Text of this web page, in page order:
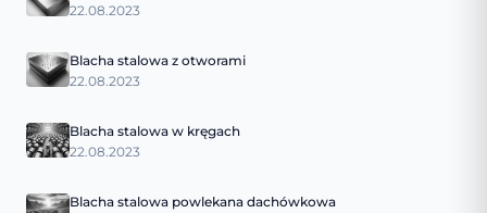
22.08.2023
Blacha stalowa z otworami
22.08.2023
Blacha stalowa w kręgach
22.08.2023
Blacha stalowa powlekana dachówkowa